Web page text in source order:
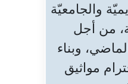
والجامعيّة
من أجل
وبناء
مواثيق